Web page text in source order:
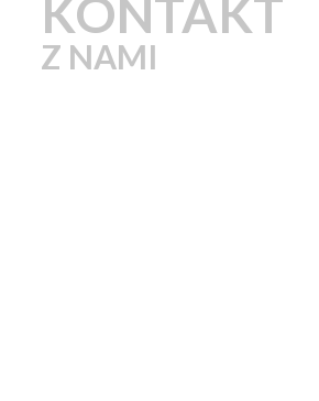
KONTAKT
Z NAMI